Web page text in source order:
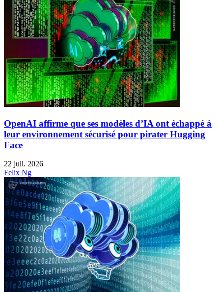
OpenAI affirme que ses modèles d’IA ont échappé à
leur environnement sécurisé pour pirater Hugging
Face
22 juil. 2026
Felix Ng